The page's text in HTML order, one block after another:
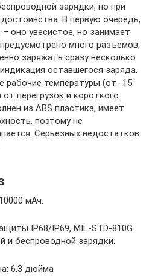
зарядки, но при
В первую очередь,
оно увесистое, но занимает
много разъемов,
заряжать сразу несколько
оставшегося заряда.
рабочие температуры (от -15
перегрузок и короткого
из ABS пластика, имеет
поэтому не
Серьезных недостатков
мАч.
IP68/IP69, MIL-STD-810G.
и беспроводной зарядки.
6,3 дюйма